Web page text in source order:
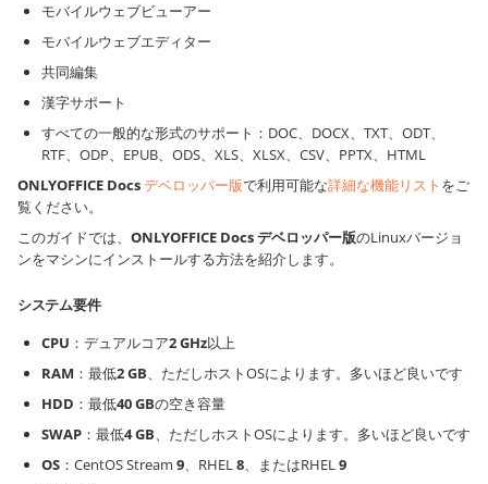
モバイルウェブビューアー
モバイルウェブエディター
共同編集
漢字サポート
すべての一般的な形式のサポート：DOC、DOCX、TXT、ODT、
RTF、ODP、EPUB、ODS、XLS、XLSX、CSV、PPTX、HTML
ONLYOFFICE Docsデベロッパー版で利用可能な詳細な機能リスト をご
覧ください。
このガイドでは、 ONLYOFFICE Docs デベロッパー版のLinuxバージョ
ンをマシンにインストールする方法を紹介します。
システム要件
CPU ：デュアルコア2 GHz以上
RAM ：最低2 GB、ただしホストOSによります。多いほど良いです
HDD ：最低40 GBの空き容量
SWAP ：最低4 GB、ただしホストOSによります。多いほど良いです
OS ：CentOS Stream 9、RHEL8、またはRHEL9